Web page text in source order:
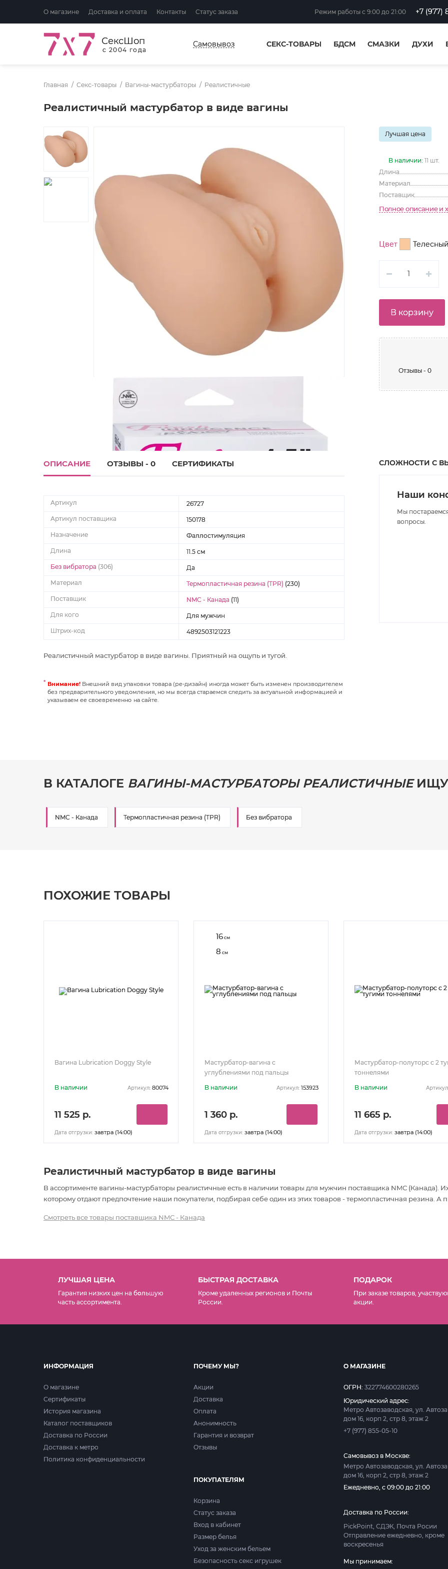
О магазине Доставка и оплата Контакты Статус заказа Режим работы с 9:00 до 21:00 +7 (977)
СексШоп
с 2004 года
Самовывоз СЕКС-ТОВАРЫ БДСМ СМАЗКИ ДУХИ
Главная Секс-товары Вагины-мастурбаторы Реалистичные
Реалистичный мастурбатор в виде вагины
Лучшая цена
В наличии: 11 шт.
Длина
Материал
Поставщик
Полное описание и
Цвет
В корзину
Отзывы - 0
ОПИСАНИЕ ОТЗЫВЫ - 0 СЕРТИФИКАТЫ
Артикул
26727
Артикул поставщика
150178
Назначение
Фаллостимуляция
Длина
11.5 см
Без вибратора (306)
Да
Материал
Термопластичная резина (TPR) (230)
Поставщик
NMC - Канада (11)
Для кого
Для мужчин
Штрих-код
4892503121223
Реалистичный мастурбатор в виде вагины. Приятный на ощупь и тугой.
Внимание! Внешний вид упаковки товара (ре-дизайн) иногда может быть изменен производителем
без предварительного уведомления, но мы всегда стараемся следить за актуальной информацией и
указываем ее своевременно на сайте.
СЛОЖНОСТИ С
Наши
Мы
вопросы.
В КАТАЛОГЕ ВАГИНЫ-МАСТУРБАТОРЫ РЕАЛИСТИЧНЫЕ
NMC - Канада Термопластичная резина (TPR) Без вибратора
ПОХОЖИЕ ТОВАРЫ
Вагина Lubrication Doggy Style
В наличии Артикул: 80074
11 525 р.
Дата отгрузки: завтра (14:00)
16см
8 см
Мастурбатор-вагина с
углублениями под пальцы
В наличии
Артикул: 153923
1 360 р.
Дата отгрузки: завтра (14:00)
Мастурбатор-полуторс с 2
тоннелями
В наличии
11 665 р.
Дата отгрузки: завтра (14:00)
Реалистичный мастурбатор в виде вагины
В ассортименте вагины-мастурбаторы реалистичные есть в наличии товары для мужчин поставщика NMC (Канада).
которому отдают предпочтение наши покупатели, подбирая себе один из этих товаров - термопластичная резина. А
Смотреть все товары поставщика NMC - Канада
ЛУЧШАЯ ЦЕНА
Гарантия низких цен на большую
часть ассортимента.
БЫСТРАЯ ДОСТАВКА
Кроме удаленных регионов и Почты
России.
ПОДАРОК
При заказе товаров,
акции.
ИНФОРМАЦИЯ
О магазине
Сертификаты
История магазина
Каталог поставщиков
Доставка по России
Доставка к метро
Политика конфиденциальности
ПОЧЕМУ МЫ?
Акции
Доставка
Оплата
Анонимность
Гарантия и возврат
Отзывы
ПОКУПАТЕЛЯМ
Корзина
Статус заказа
Вход в кабинет
Размер белья
Уход за женским бельем
Безопасность секс игрушек
О МАГАЗИНЕ
ОГРН: 322774600280265
Юридический адрес:
Метро Автозаводская, ул.
дом 16, корп 2, стр 8, этаж 2
+7 (977) 855-05-10
Самовывоз в Москве:
Метро Автозаводская, ул.
дом 16, корп 2, стр 8, этаж 2
Ежедневно, с 09:00 до 21:00
Доставка по России:
PickPoint, СДЭК, Почта Росии
Отправление ежедневно, кроме
воскресенья
Мы принимаем: